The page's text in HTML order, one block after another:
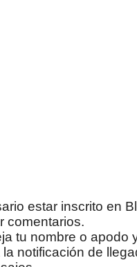
estar inscrito en
comentarios.
tu nombre o apodo
notificación de